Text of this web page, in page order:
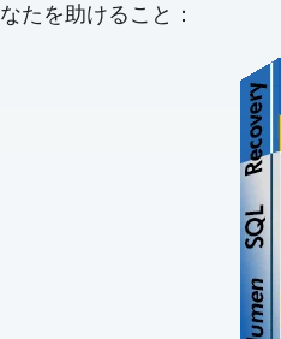
たを助けること：